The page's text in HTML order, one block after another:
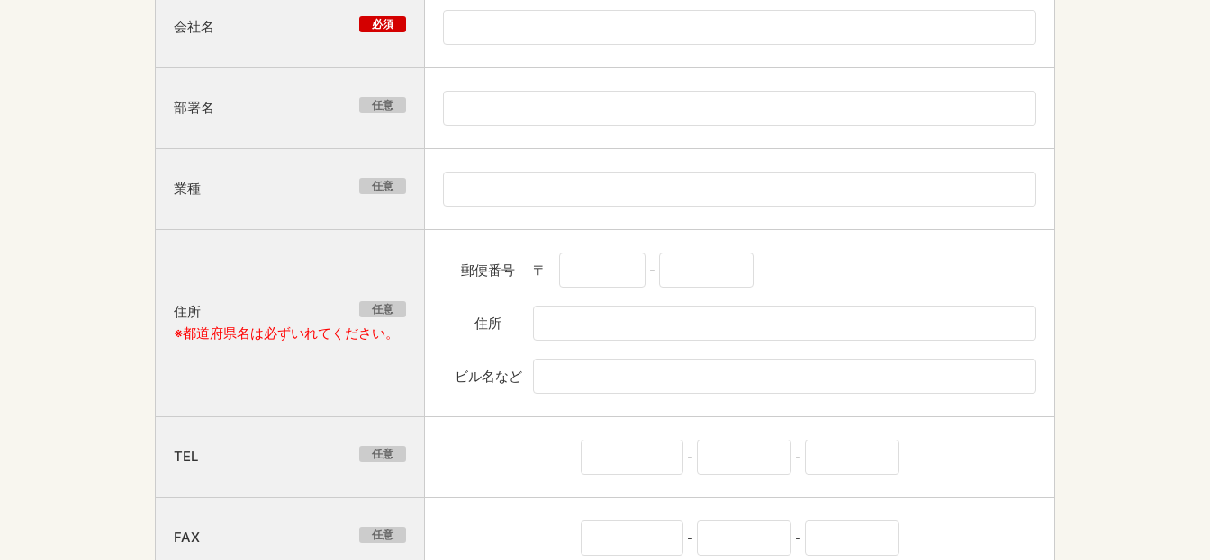
会社名 必須
部署名 任意
業種 任意
住所 任意
※都道府県名は必ずいれてください。
郵便番号 〒 -
住所
ビル名など
TEL 任意 - -
FAX 任意 - -